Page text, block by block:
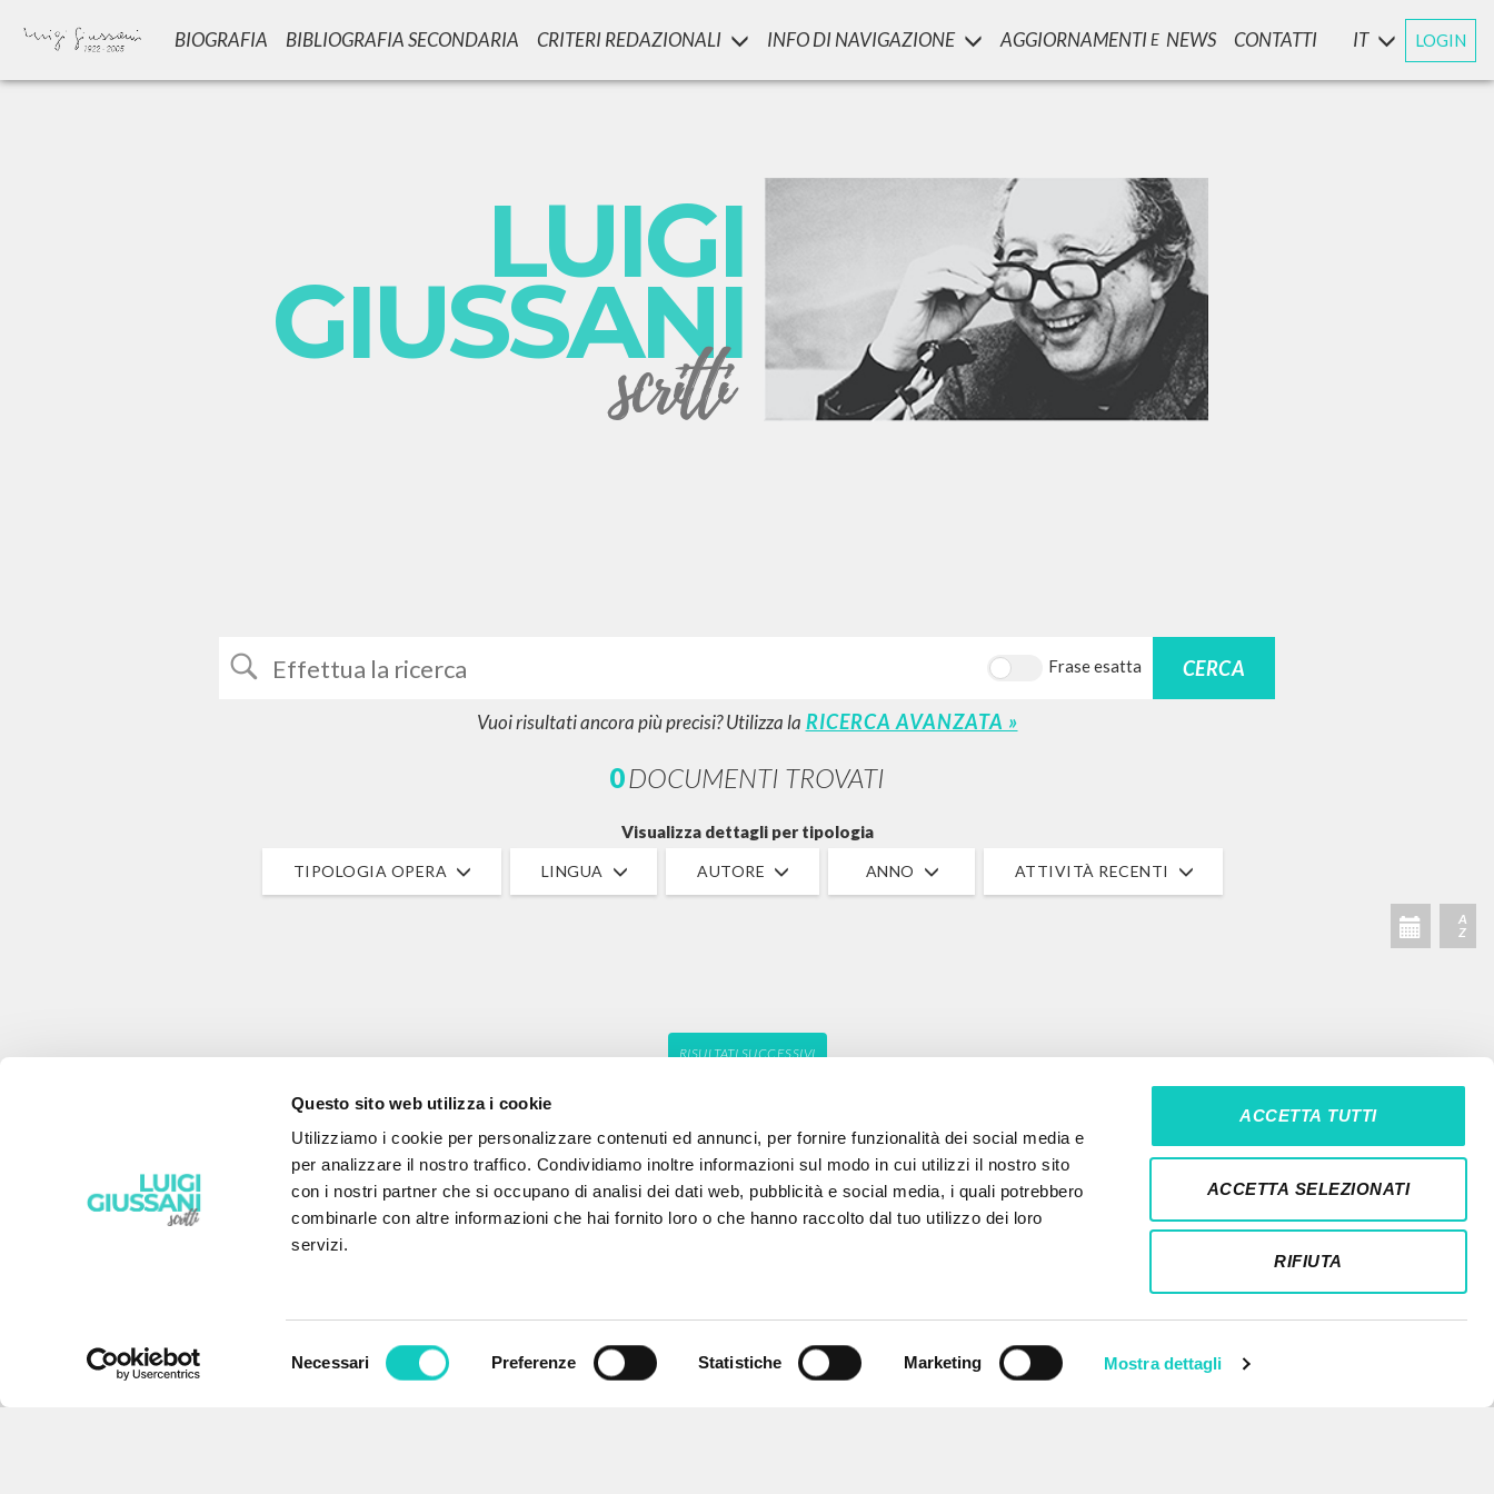
Questo sito web utilizza i cookie
Utilizziamo i cookie per personalizzare contenuti ed annunci, per fornire funzionalità dei social media e
per analizzare il nostro traffico. Condividiamo inoltre informazioni sul modo in cui utilizzi il nostro sito
con i nostri partner che si occupano di analisi dei dati web, pubblicità e social media, i quali potrebbero
combinarle con altre informazioni che hai fornito loro o che hanno raccolto dal tuo utilizzo dei loro
servizi.
Necessari Preferenze Statistiche Marketing Mostra dettagli
ACCETTA TUTTI
ACCETTA SELEZIONATI
RIFIUTA
LUIGI
GIUSSANI
scritti
BIOGRAFIA BIBLIOGRAFIA SECONDARIA CRITERI REDAZIONALI INFO DI NAVIGAZIONE AGGIORNAMENTIE NEWS CONTATTI IT LOGIN
Frase esatta CERCA
Vuoi risultati ancora più precisi? Utilizza la RICERCA AVANZATA »
0DOCUMENTI TROVATI
Visualizza dettagli per tipologia
TIPOLOGIA OPERA LINGUA AUTORE ANNO ATTIVITÀ RECENTI
A
Z
RISULTATI SUCCESSIVI
IL PROGETTO NAVIGA LINGUA NEWSLETTER